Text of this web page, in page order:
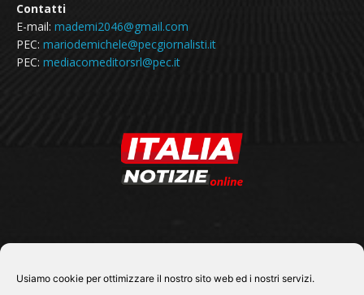
Usiamo cookie per ottimizzare il nostro sito web ed i nostri servizi.
Contatti
E-mail: mademi2046@gmail.com
PEC: mariodemichele@pecgiornalisti.it
PEC: mediacomeditorsrl@pec.it
SEGUICI SU